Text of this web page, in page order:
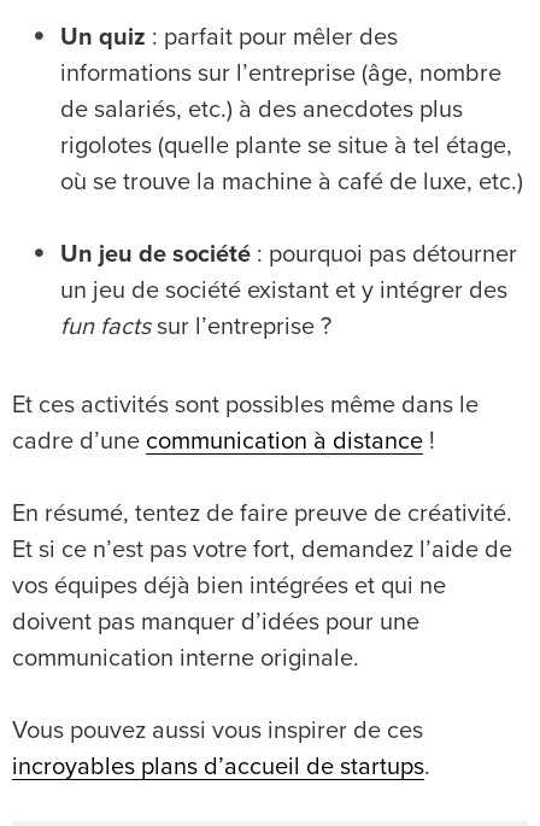
Un quiz : parfait pour mêler des
informations sur l’entreprise (âge, nombre
de salariés, etc.) à des anecdotes plus
rigolotes (quelle plante se situe à tel étage,
où se trouve la machine à café de luxe, etc.)
Un jeu de société : pourquoi pas détourner
un jeu de société existant et y intégrer des
fun factssur l’entreprise ?
Et ces activités sont possibles même dans le
cadre d’une communication à distance !
En résumé, tentez de faire preuve de créativité.
Et si ce n’est pas votre fort, demandez l’aide de
vos équipes déjà bien intégrées et qui ne
doivent pas manquer d’idées pour une
communication interne originale.
Vous pouvez aussi vous inspirer de ces
incroyables plans d’accueil de startups.